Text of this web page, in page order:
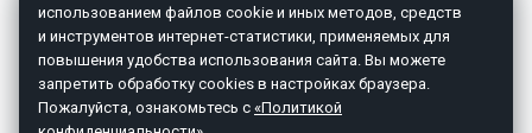
использованием файлов cookie и иных методов, средств
и инструментов интернет-статистики, применяемых для
повышения удобства использования сайта. Вы можете
запретить обработку cookies в настройках браузера.
Пожалуйста, ознакомьтесь с «Политикой